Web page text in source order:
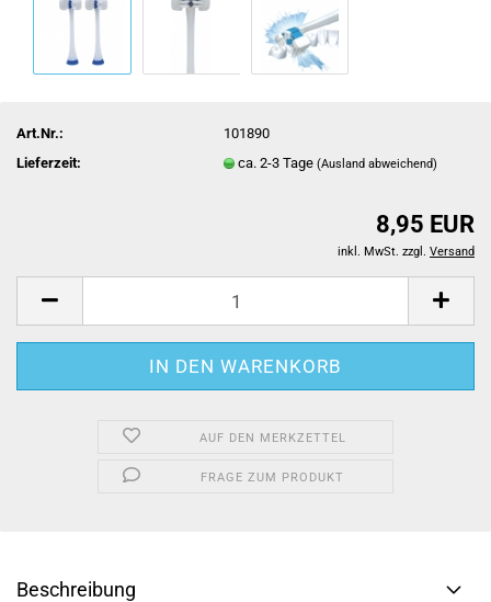
Art.Nr.:
101890
Lieferzeit:
ca. 2-3 Tage(Ausland abweichend)
8,95 EUR
inkl. MwSt. zzgl. Versand
AUF DEN MERKZETTEL
FRAGE ZUM PRODUKT
Beschreibung